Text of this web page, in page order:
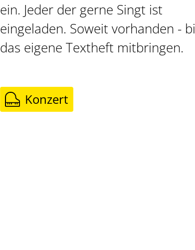
ein. Jeder der gerne Singt ist
eingeladen. Soweit vorhanden -
das eigene Textheft mitbringen.
Konzert